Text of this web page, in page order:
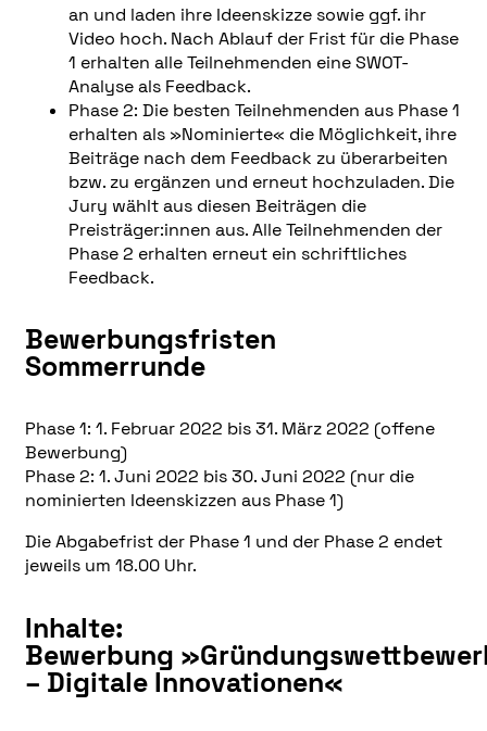
an und laden ihre Ideenskizze sowie ggf. ihr
Video hoch. Nach Ablauf der Frist für die Phase
1 erhalten alle Teilnehmenden eine SWOT-
Analyse als Feedback.
Phase 2: Die besten Teilnehmenden aus Phase 1
erhalten als »Nominierte« die Möglichkeit, ihre
Beiträge nach dem Feedback zu überarbeiten
bzw. zu ergänzen und erneut hochzuladen. Die
Jury wählt aus diesen Beiträgen die
Preisträger:innen aus. Alle Teilnehmenden der
Phase 2 erhalten erneut ein schriftliches
Feedback.
Bewerbungsfristen
Sommerrunde
Phase 1: 1. Februar 2022 bis 31. März 2022 (offene
Bewerbung)
Phase 2: 1. Juni 2022 bis 30. Juni 2022 (nur die
nominierten Ideenskizzen aus Phase 1)
Die Abgabefrist der Phase 1 und der Phase 2 endet
jeweils um 18.00 Uhr.
Inhalte:
Bewerbung
– Digitale Innovationen«